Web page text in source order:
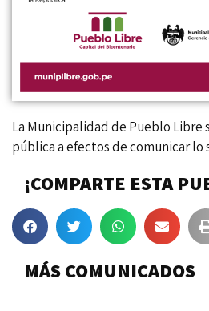
La Municipalidad de Pueblo Libre
pública a efectos de comunicar lo
¡COMPARTE ESTA
MÁS COMUNICADOS